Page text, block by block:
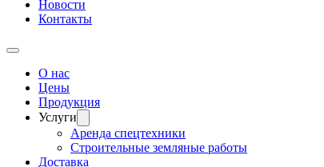
Новости
Контакты
О нас
Цены
Продукция
Услуги
Аренда спецтехники
Строительные земляные работы
Доставка